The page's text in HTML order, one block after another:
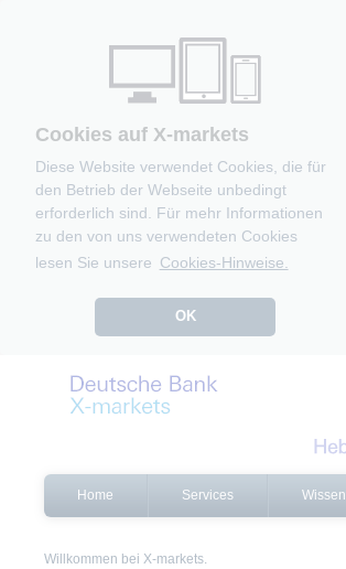
Cookies auf X-markets
Diese Website verwendet Cookies, die für
den Betrieb der Webseite unbedingt
erforderlich sind. Für mehr Informationen
zu den von uns verwendeten Cookies
lesen Sie unsere Cookies-Hinweise.
OK
Home Services Wissen
Willkommen bei X-markets.